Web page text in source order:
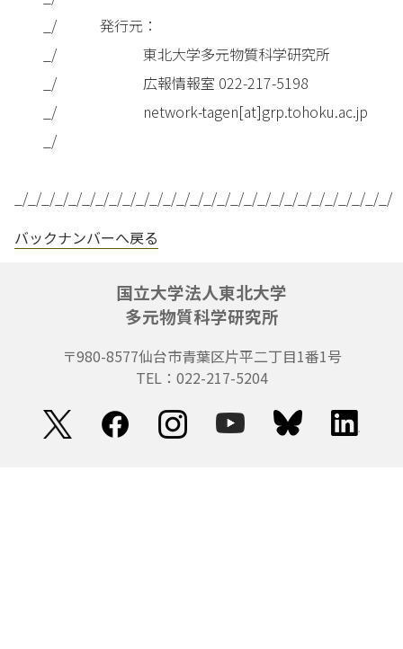
_/ 発行元：
_/ 東北大学多元物質科学研究所
_/ 広報情報室 022-217-5198
_/ network-tagen[at]grp.tohoku.ac.jp
_/
_/_/_/_/_/_/_/_/_/_/_/_/_/_/_/_/_/_/_/_/_/_/_/_/_/_/_/_/
バックナンバーへ戻る
国立大学法人東北大学
多元物質科学研究所
〒980-8577仙台市青葉区片平二丁目1番1号
TEL：022-217-5204